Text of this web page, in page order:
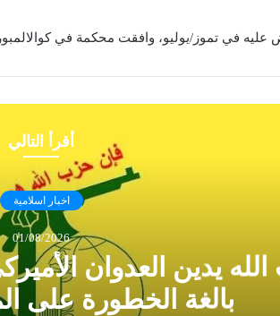
عليه في تموز/يوليو، وافقت محكمة في
أقرأ التالي
اخبار اسلامية
01/08/2026
يدين العدوان
بالغة الخطورة على